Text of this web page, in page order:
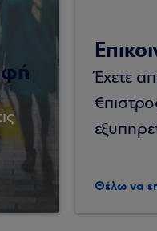
Έχετε
Θέλω να